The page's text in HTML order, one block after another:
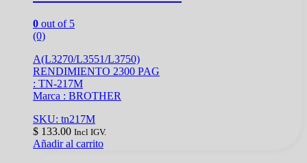
0 out of 5
(0)
A(L3270/L3551/L3750)
RENDIMIENTO 2300 PAG
: TN-217M
Marca : BROTHER
SKU: tn217M
$ 133.00 Incl IGV.
Añadir al carrito